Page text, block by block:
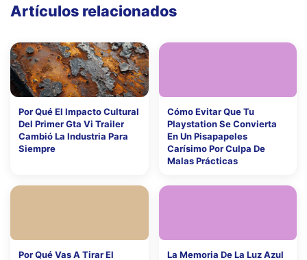
Artículos relacionados
Por Qué El Impacto Cultural
Del Primer Gta Vi Trailer
Cambió La Industria Para
Siempre
Cómo Evitar Que Tu
Playstation Se Convierta
En Un Pisapapeles
Carísimo Por Culpa De
Malas Prácticas
Por Qué Vas A Tirar El La Memoria De La Luz Azul